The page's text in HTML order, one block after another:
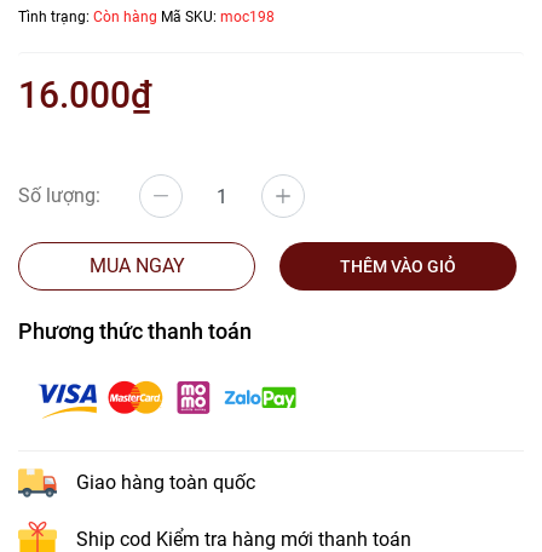
Tình trạng: Còn hàng Mã SKU: moc198
16.000₫
Số lượng:
MUA NGAY THÊM VÀO GIỎ
Phương thức thanh toán
Giao hàng toàn quốc
Ship cod Kiểm tra hàng mới thanh toán